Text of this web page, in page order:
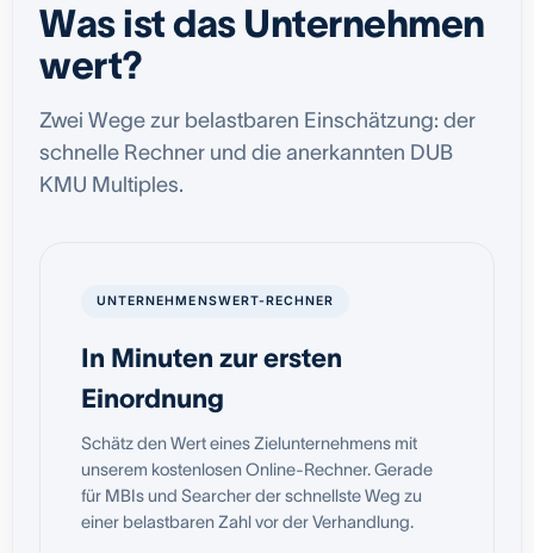
Was ist das Unternehmen
wert?
Zwei Wege zur belastbaren Einschätzung: der
schnelle Rechner und die anerkannten DUB
KMU Multiples.
UNTERNEHMENSWERT-RECHNER
In Minuten zur ersten
Einordnung
Schätz den Wert eines Zielunternehmens mit
unserem kostenlosen Online-Rechner. Gerade
für MBIs und Searcher der schnellste Weg zu
einer belastbaren Zahl vor der Verhandlung.